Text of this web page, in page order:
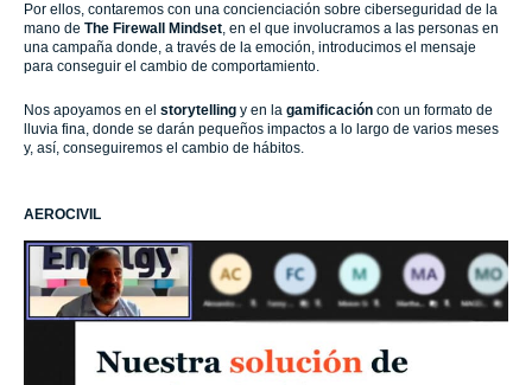
Por ellos, contaremos con una concienciación sobre ciberseguridad de la
mano de The Firewall Mindset, en el que involucramos a las personas en
una campaña donde, a través de la emoción, introducimos el mensaje
para conseguir el cambio de comportamiento.
Nos apoyamos en el storytelling y en la gamificación con un formato de
lluvia fina, donde se darán pequeños impactos a lo largo de varios meses
y, así, conseguiremos el cambio de hábitos.
AEROCIVIL